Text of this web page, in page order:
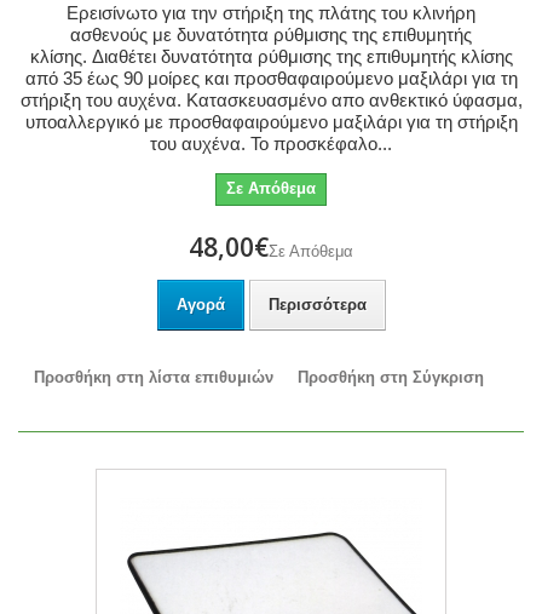
Ερεισίνωτο για την στήριξη της πλάτης του κλινήρη
ασθενούς με δυνατότητα ρύθμισης της επιθυμητής
κλίσης. Διαθέτει δυνατότητα ρύθμισης της επιθυμητής κλίσης
από 35 έως 90 μοίρες και προσθαφαιρούμενο μαξιλάρι για τη
στήριξη του αυχένα. Κατασκευασμένο απο ανθεκτικό ύφασμα,
υποαλλεργικό με προσθαφαιρούμενο μαξιλάρι για τη στήριξη
του αυχένα. Το προσκέφαλο...
Σε Απόθεμα
48,00€Σε Απόθεμα
Αγορά Περισσότερα
Προσθήκη στη λίστα επιθυμιών Προσθήκη στη Σύγκριση